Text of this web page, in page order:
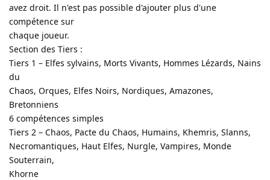
avez droit. Il n'est pas possible d'ajouter plus d'une
compétence sur
chaque joueur.
Section des Tiers :
Tiers 1 – Elfes sylvains, Morts Vivants, Hommes Lézards, Nains
du
Chaos, Orques, Elfes Noirs, Nordiques, Amazones,
Bretonniens
6 compétences simples
Tiers 2 – Chaos, Pacte du Chaos, Humains, Khemris, Slanns,
Necromantiques, Haut Elfes, Nurgle, Vampires, Monde
Souterrain,
Khorne